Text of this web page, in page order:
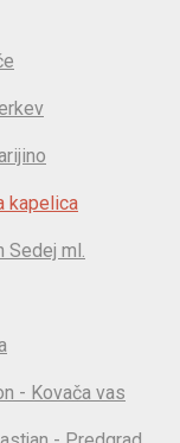
kapelica
Sedej ml.
- Kovača vas